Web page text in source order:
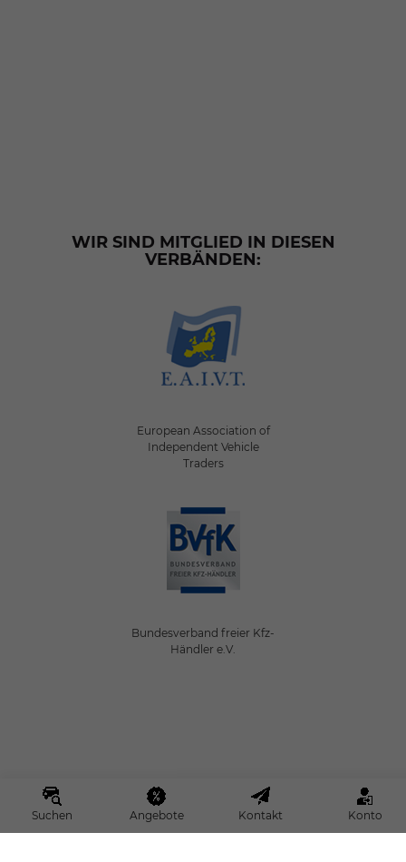
Suchen Angebote Kontakt Konto
WIR SIND MITGLIED IN DIESEN
VERBÄNDEN:
European Association of
Independent Vehicle
Traders
Bundesverband freier Kfz-
Händler e.V.